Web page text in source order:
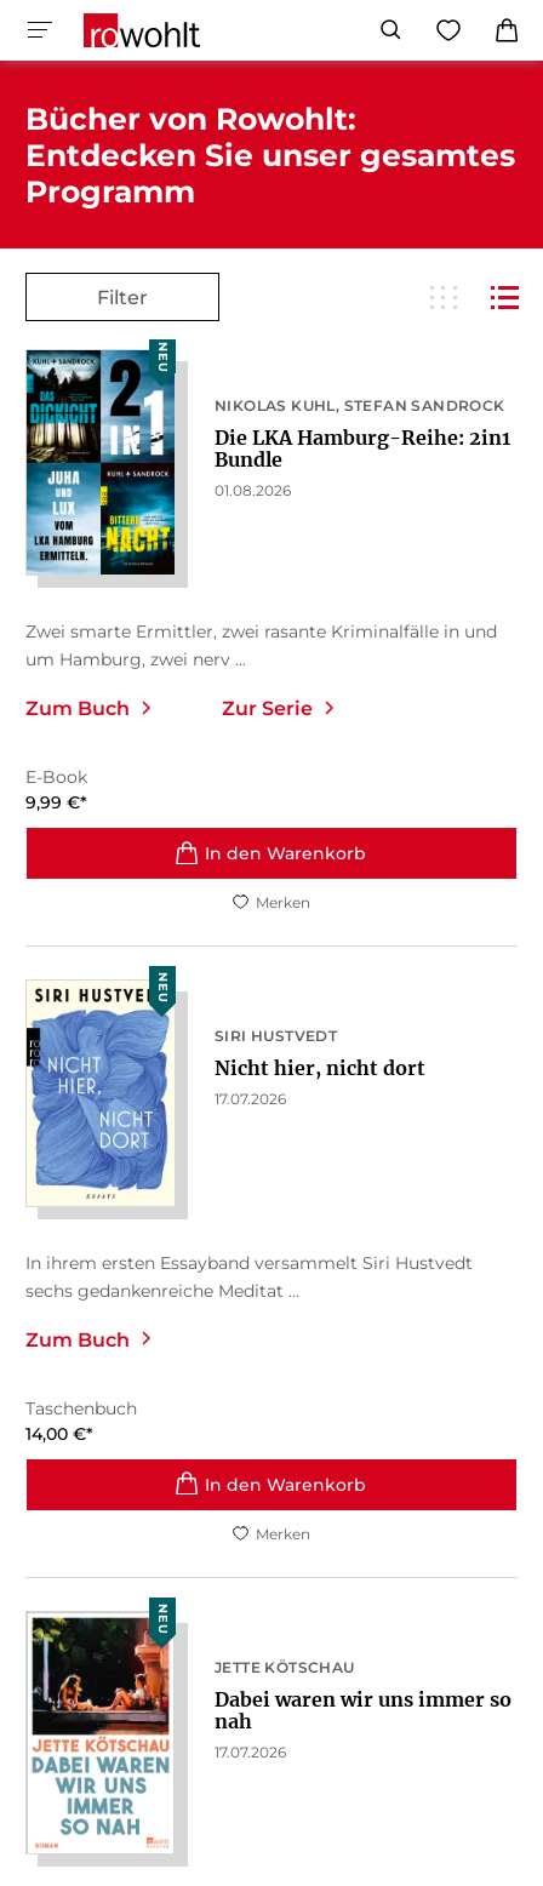
Bücher von Rowohlt:
Entdecken Sie unser gesamtes
Programm
Filter
NEU
NIKOLAS KUHL STEFAN SANDROCK
Die LKA Hamburg-Reihe: 2in1
Bundle
01.08.2026
Zwei smarte Ermittler, zwei rasante Kriminalfälle in und
um Hamburg, zwei nerv ...
Zum Buch Zur Serie
E-Book
9,99 €*
In den Warenkorb
Merken
NEU
SIRI HUSTVEDT
Nicht hier, nicht dort
17.07.2026
In ihrem ersten Essayband versammelt Siri Hustvedt
sechs gedankenreiche Meditat ...
Zum Buch
Taschenbuch
14,00 €*
In den Warenkorb
Merken
NEU
JETTE KÖTSCHAU
Dabei waren wir uns immer so
nah
17.07.2026